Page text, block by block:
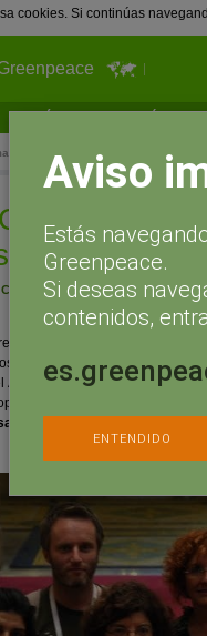
cookies. Si continúas
¿Qué puedes hacer tú?
la Declaración para salvar el Ártico
el Ártico
- julio 24, 2014 a las 16:11
que personas como tú y
de Greenpeace, es claro:
Ártico entre grandes
para hacer un
que pocos pensábamos al
Aviso
Estás
Greenpeace.
Si deseas
contenidos,
ENTENDIDO